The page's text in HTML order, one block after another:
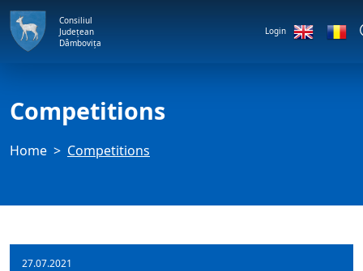
Consiliul
Județean
Dâmbovița
Login
Competitions
Home Competitions
27.07.2021